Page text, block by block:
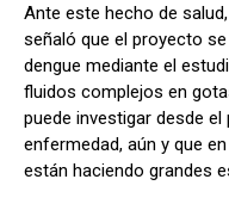
Ante este hecho de
señaló que el proyecto
dengue mediante el
fluidos complejos en
puede investigar desde
enfermedad, aún y que
están haciendo grandes